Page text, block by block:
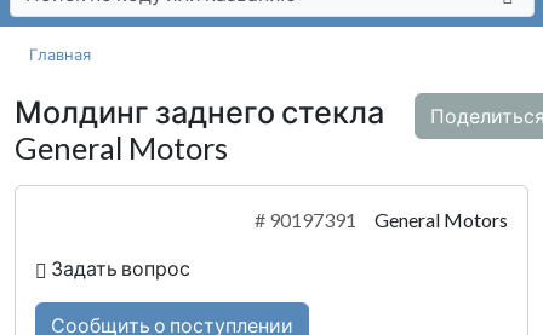
Главная
Молдинг заднего стекла
General Motors
# 90197391 General Motors
Задать вопрос
Сообщить о поступлении